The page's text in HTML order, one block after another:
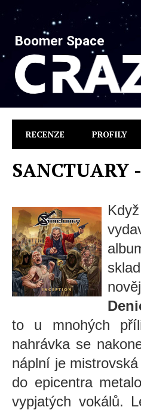
Boomer Space
RECENZE PROFILY
to u mnohých
nahrávka se
náplní je
do epicentra
vypjatých vokálů.